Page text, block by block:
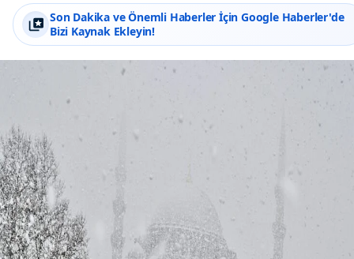
Son Dakika ve Önemli Haberler İçin Google Haberler'de
Bizi Kaynak Ekleyin!